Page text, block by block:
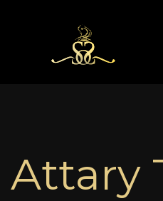
Attary